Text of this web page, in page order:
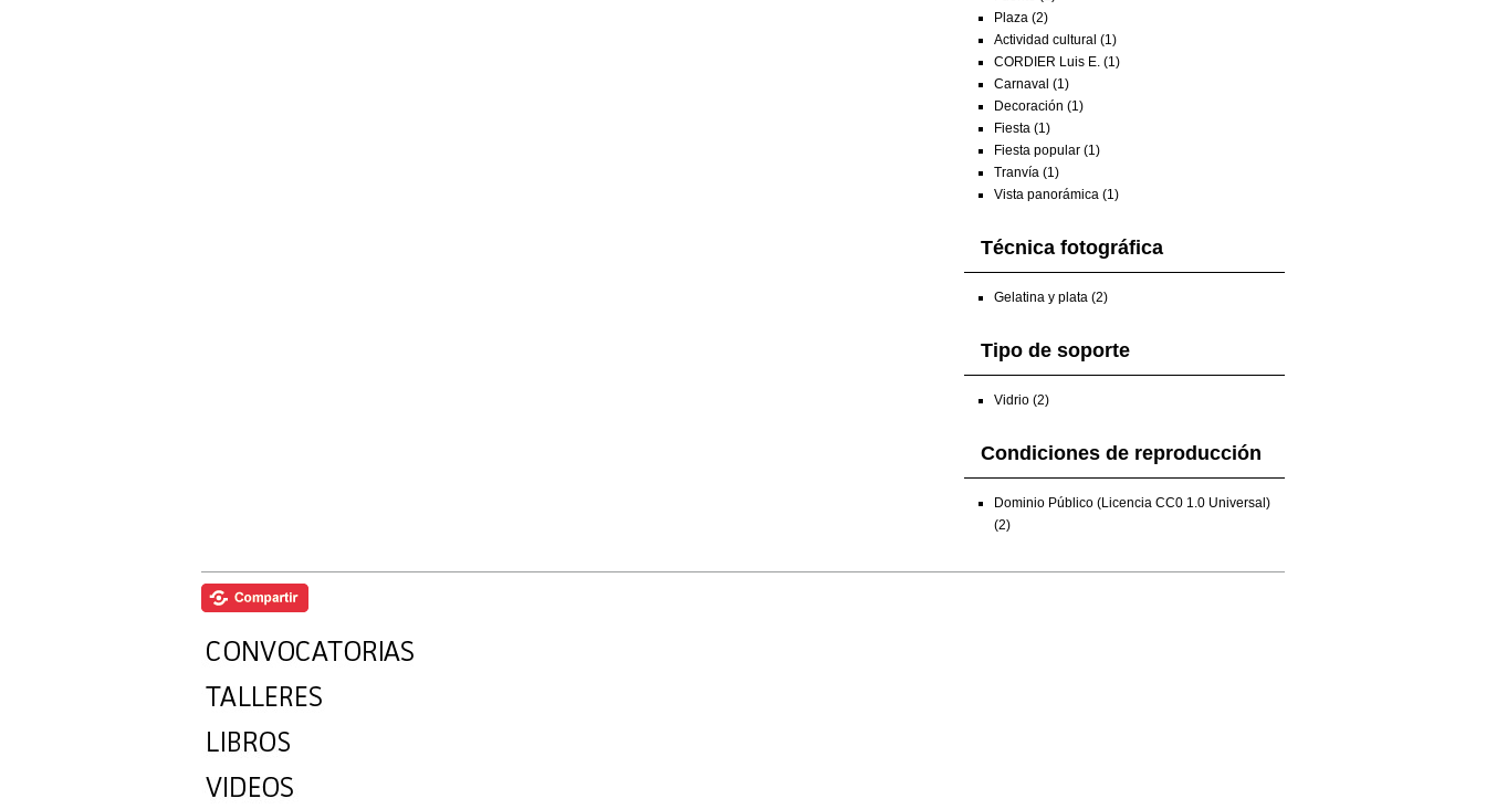
Plaza (2)
Actividad cultural (1)
CORDIER Luis E. (1)
Carnaval (1)
Decoración (1)
Fiesta (1)
Fiesta popular (1)
Tranvía (1)
Vista panorámica (1)
Técnica fotográfica
Gelatina y plata (2)
Tipo de soporte
Vidrio (2)
Condiciones de reproducción
Dominio Público (Licencia CC0 1.0 Universal)
(2)